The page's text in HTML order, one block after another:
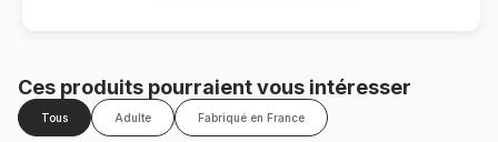
Ces produits pourraient vous intéresser
Tous Adulte Fabriqué en France